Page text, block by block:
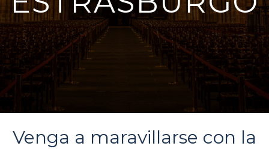
Venga a maravillarse con la